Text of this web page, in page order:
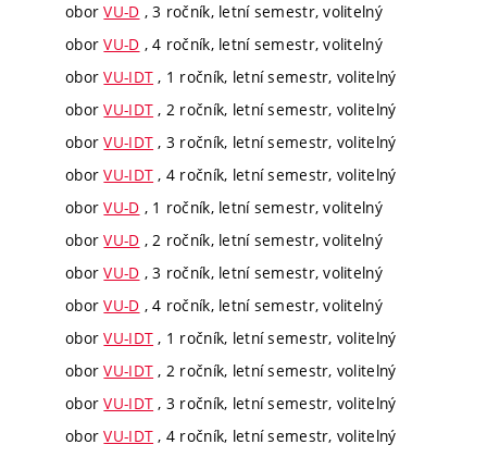
oborVU-D , 3 ročník, letní semestr, volitelný
oborVU-D , 4 ročník, letní semestr, volitelný
oborVU-IDT , 1 ročník, letní semestr, volitelný
oborVU-IDT , 2 ročník, letní semestr, volitelný
oborVU-IDT , 3 ročník, letní semestr, volitelný
oborVU-IDT , 4 ročník, letní semestr, volitelný
oborVU-D , 1 ročník, letní semestr, volitelný
oborVU-D , 2 ročník, letní semestr, volitelný
oborVU-D , 3 ročník, letní semestr, volitelný
oborVU-D , 4 ročník, letní semestr, volitelný
oborVU-IDT , 1 ročník, letní semestr, volitelný
oborVU-IDT , 2 ročník, letní semestr, volitelný
oborVU-IDT , 3 ročník, letní semestr, volitelný
oborVU-IDT , 4 ročník, letní semestr, volitelný